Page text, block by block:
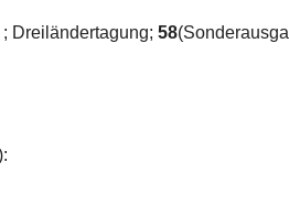
Dreiländertagung; 58